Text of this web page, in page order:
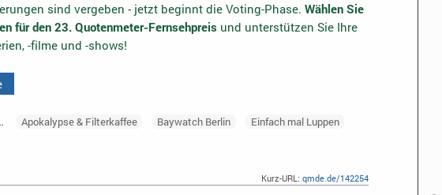
sind vergeben - jetzt beginnt die Voting-Phase. Wählen Sie
für den 23. Quotenmeter-Fernsehpreisund unterstützen Sie Ihre
-filme und -shows!
Apokalypse & Filterkaffee Baywatch Berlin
Einfach mal Luppen
Kurz-URL:qmde.de/142254